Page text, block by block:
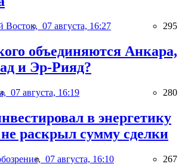
Восток, 07 августа, 16:27 295
объединяются Анкара,
и Эр-Рияд?
07 августа, 16:19 280
в энергетику
раскрыл сумму сделки
07 августа, 16:10 267